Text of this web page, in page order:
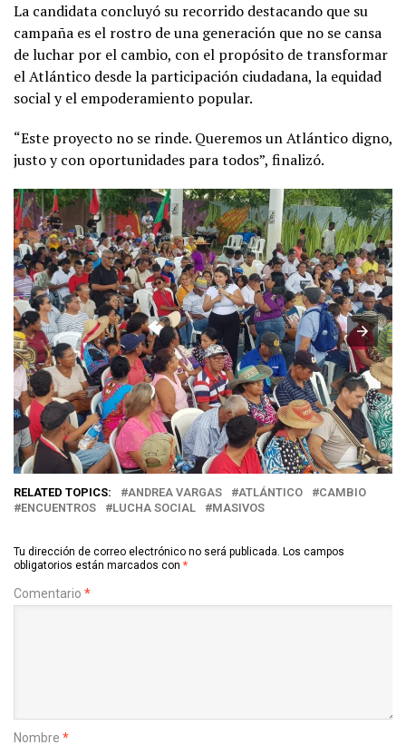
La candidata concluyó su recorrido destacando que su
campaña es el rostro de una generación que no se cansa
de luchar por el cambio, con el propósito de transformar
el Atlántico desde la participación ciudadana, la equidad
social y el empoderamiento popular.
“Este proyecto no se rinde. Queremos un Atlántico digno,
justo y con oportunidades para todos”, finalizó.
RELATED TOPICS: ANDREA VARGAS ATLÁNTICO
CAMBIO
ENCUENTROS
LUCHA SOCIAL MASIVOS
Tu dirección de correo electrónico no será publicada. Los campos
obligatorios están marcados con *
Comentario *
Nombre *